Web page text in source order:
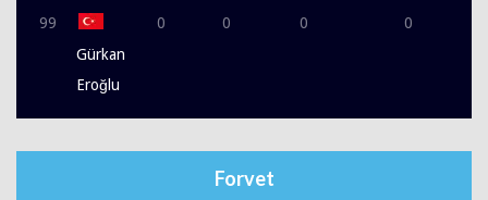
99
Gürkan
Eroğlu
0 0 0 0
Forvet